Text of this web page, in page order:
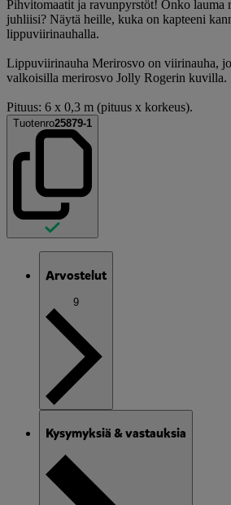
Pihvitomaatit ja ravunpyrstöt! Onko lauma
juhliisi? Näytä heille, kuka on kapteeni
lippuviirinauhalla.
Lippuviirinauha Merirosvo on viirinauha,
valkoisilla merirosvo Jolly Rogerin kuvilla.
Pituus: 6 x 0,3 m (pituus x korkeus).
Tuotenro25879-1
Arvostelut
9
Kysymyksiä & vastauksia